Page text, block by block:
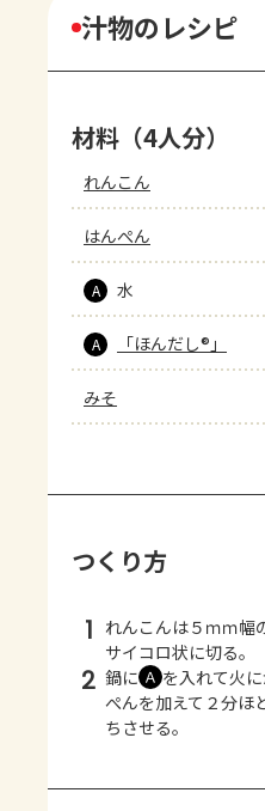
汁物のレシピ
材料（4人分）
れんこん
はんぺん
A 水
A 「ほんだし®」
みそ
つくり方
1 れんこんは５ｍｍ幅
サイコロ状に切る。
2 鍋に Ａ を入れて火
ぺんを加えて２分ほ
ちさせる。